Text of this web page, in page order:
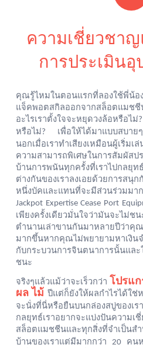
ความเชี่ยวชา
การประเมิน
คุณรู้ไหมในตอนแรกที่ลองใช้พี่น้อ
แจ็คพอตสกิลออกจากสล็อตแมชชี
อะไรเราตั้งใจจะหยุดวงล้อหรือไม่?
หรือไม่? เพื่อให้ได้มาแบบสบาย
นอกเมื่อเราทำเสียงเหมือนผู้เริ่ม
ความสามารถพิเศษในการสัมผัส
บ้านการพนันทุกครั้งที่เราไปกลยุ
ต่างกันของเราลงเอยด้วยการสนุ
หนึ่งบัคและแทนที่จะมีส่วนร่วมมา
Jackpot Expertise Cease Port
เพียงครั้งเดียวมั่นใจว่ามันจะไม่
ตำนานเล่าขานกันมาหลายปีว่าคุณ
มากขึ้นหากคุณไม่พยายามหาเงิน
กับกระบวนการจินตนาการนั้นแล
ชนะ
จริงๆแล้วแม้ว่าจะเร็วกว่า โปรแ
ผล ไม้ ปีแต่ก็ยังให้ผลกำไรได้ใช่
จะนั่งที่นี่หรือยืนบนกล่องสบู่ของเร
กลยุทธ์เราอยากจะแบ่งปันความ
สล็อตแมชชีนและทุกสิ่งที่จำเป็น
บ้านของเราแต่มีมากกว่า 20 คน